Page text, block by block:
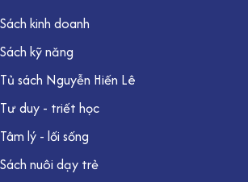
Sách kinh doanh
Sách kỹ năng
Tủ sách Nguyễn Hiến Lê
Tư duy - triết học
Tâm lý - lối sống
Sách nuôi dạy trẻ